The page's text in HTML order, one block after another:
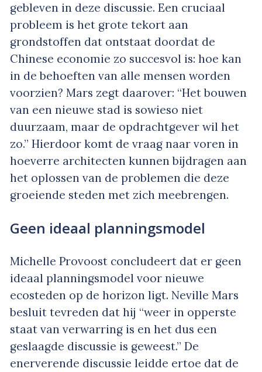
gebleven in deze discussie. Een cruciaal
probleem is het grote tekort aan
grondstoffen dat ontstaat doordat de
Chinese economie zo succesvol is: hoe kan
in de behoeften van alle mensen worden
voorzien? Mars zegt daarover: “Het bouwen
van een nieuwe stad is sowieso niet
duurzaam, maar de opdrachtgever wil het
zo.” Hierdoor komt de vraag naar voren in
hoeverre architecten kunnen bijdragen aan
het oplossen van de problemen die deze
groeiende steden met zich meebrengen.
Geen ideaal planningsmodel
Michelle Provoost concludeert dat er geen
ideaal planningsmodel voor nieuwe
ecosteden op de horizon ligt. Neville Mars
besluit tevreden dat hij “weer in opperste
staat van verwarring is en het dus een
geslaagde discussie is geweest.” De
enerverende discussie leidde ertoe dat de